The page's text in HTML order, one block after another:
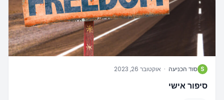
S סוד הכניעה · אוקטובר 26, 2023
סיפור אישי